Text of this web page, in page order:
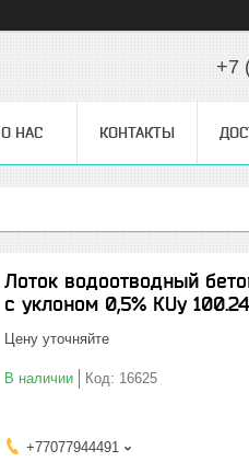
+7
О НАС КОНТАКТЫ
Лоток водоотводный
с уклоном 0,5% КUу
Цену уточняйте
В наличии Код: 16625
+77077944491